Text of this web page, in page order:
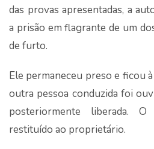
das provas apresentadas, a
a prisão em flagrante de um
de furto.
Ele permaneceu preso e ficou
outra pessoa conduzida foi
posteriormente liberada.
restituído ao proprietário.